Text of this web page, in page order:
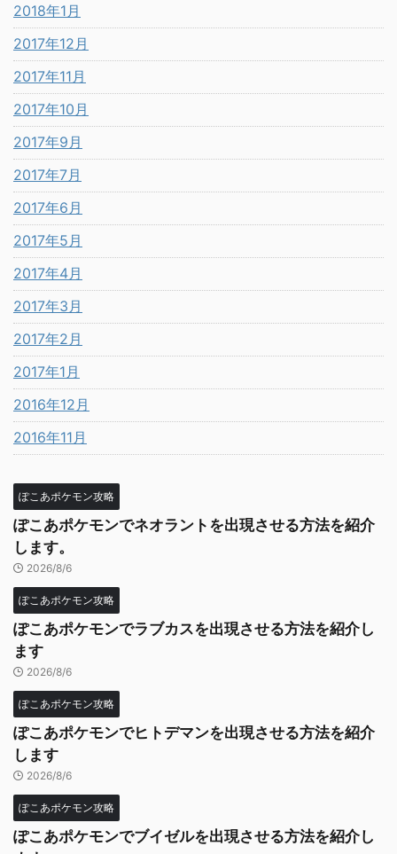
2018年1月
2017年12月
2017年11月
2017年10月
2017年9月
2017年7月
2017年6月
2017年5月
2017年4月
2017年3月
2017年2月
2017年1月
2016年12月
2016年11月
ぽこあポケモン攻略
ぽこあポケモンでネオラントを出現させる方法を紹介
します。
2026/8/6
ぽこあポケモン攻略
ぽこあポケモンでラブカスを出現させる方法を紹介し
ます
2026/8/6
ぽこあポケモン攻略
ぽこあポケモンでヒトデマンを出現させる方法を紹介
します
2026/8/6
ぽこあポケモン攻略
ぽこあポケモンでブイゼルを出現させる方法を紹介し